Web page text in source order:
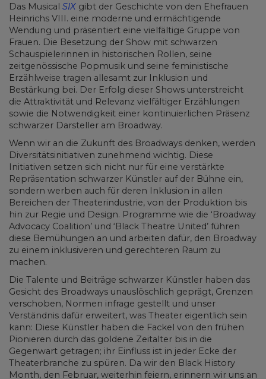
Das Musical SIX gibt der Geschichte von den Ehefrauen
Heinrichs VIII. eine moderne und ermächtigende
Wendung und präsentiert eine vielfältige Gruppe von
Frauen. Die Besetzung der Show mit schwarzen
Schauspielerinnen in historischen Rollen, seine
zeitgenössische Popmusik und seine feministische
Erzählweise tragen allesamt zur Inklusion und
Bestärkung bei. Der Erfolg dieser Shows unterstreicht
die Attraktivität und Relevanz vielfältiger Erzählungen
sowie die Notwendigkeit einer kontinuierlichen Präsenz
schwarzer Darsteller am Broadway.
Wenn wir an die Zukunft des Broadways denken, werden
Diversitätsinitiativen zunehmend wichtig. Diese
Initiativen setzen sich nicht nur für eine verstärkte
Repräsentation schwarzer Künstler auf der Bühne ein,
sondern werben auch für deren Inklusion in allen
Bereichen der Theaterindustrie, von der Produktion bis
hin zur Regie und Design. Programme wie die ‘Broadway
Advocacy Coalition’ und ‘Black Theatre United’ führen
diese Bemühungen an und arbeiten dafür, den Broadway
zu einem inklusiveren und gerechteren Raum zu
machen.
Die Talente und Beiträge schwarzer Künstler haben das
Gesicht des Broadways unauslöschlich geprägt, Grenzen
verschoben, Normen infrage gestellt und unser
Verständnis dafür erweitert, was Theater eigentlich sein
kann: Diese Künstler haben die Fackel von den frühen
Pionieren durch das goldene Zeitalter bis in die
Gegenwart getragen; ihr Einfluss ist in jeder Ecke der
Theaterbranche zu spüren. Da wir den Black History
Month, den Februar, weiterhin feiern, erinnern wir uns an